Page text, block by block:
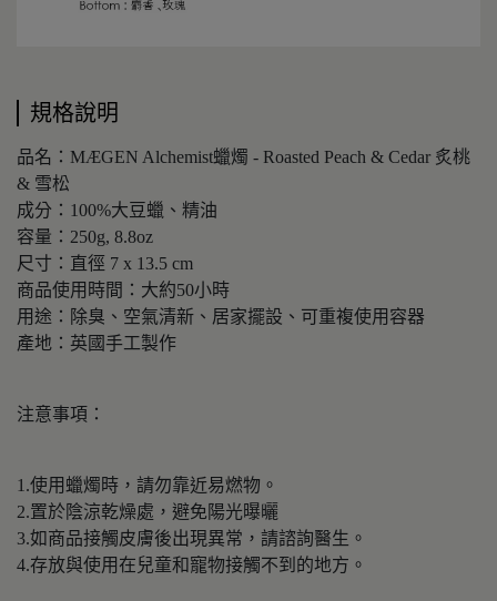
規格說明
品名：MÆGEN Alchemist蠟燭 - Roasted Peach & Cedar 炙桃
& 雪松
成分：100%大豆蠟、精油
容量：250g, 8.8oz
尺寸：直徑 7 x 13.5 cm
商品使用時間：大約50小時
用途：除臭、空氣清新、居家擺設、可重複使用容器
產地：英國手工製作
注意事項：
1.使用蠟燭時，請勿靠近易燃物。
2.置於陰涼乾燥處，避免陽光曝曬
3.如商品接觸皮膚後出現異常，請諮詢醫生。
4.存放與使用在兒童和寵物接觸不到的地方。